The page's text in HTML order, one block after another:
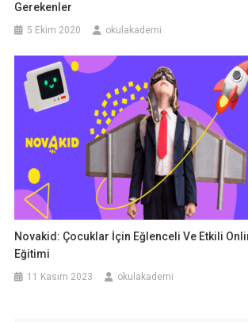
Gerekenler
5 Ekim 2020 okulakademi
Novakid: Çocuklar İçin Eğlenceli Ve Etkili
Eğitimi
11 Kasım 2023 okulakademi